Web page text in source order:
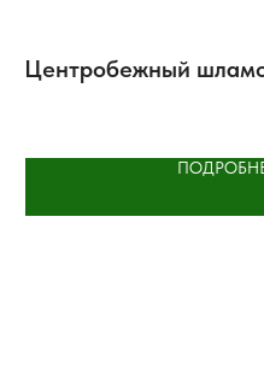
Центробежный